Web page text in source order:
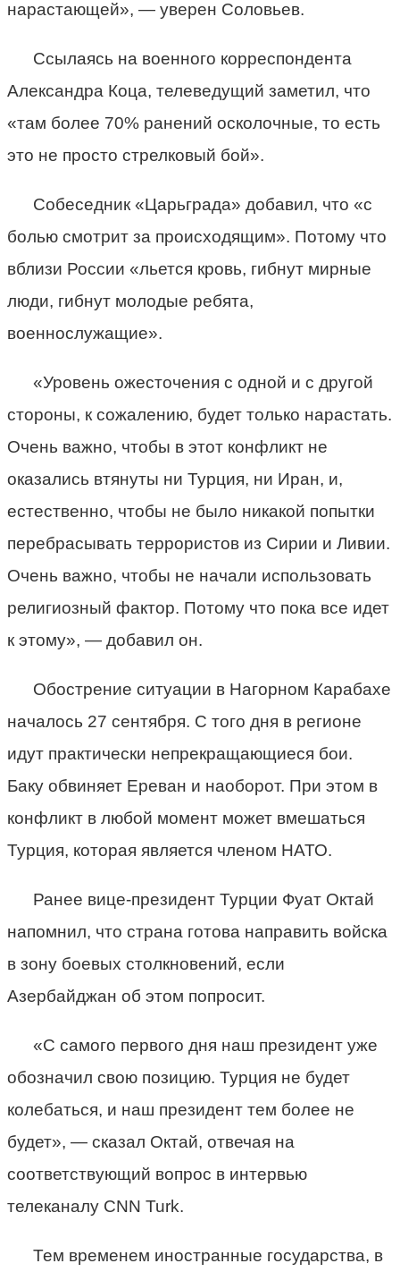
нарастающей», — уверен Соловьев.
Ссылаясь на военного корреспондента
Александра Коца, телеведущий заметил, что
«там более 70% ранений осколочные, то есть
это не просто стрелковый бой».
Собеседник «Царьграда» добавил, что «с
болью смотрит за происходящим». Потому что
вблизи России «льется кровь, гибнут мирные
люди, гибнут молодые ребята,
военнослужащие».
«Уровень ожесточения с одной и с другой
стороны, к сожалению, будет только нарастать.
Очень важно, чтобы в этот конфликт не
оказались втянуты ни Турция, ни Иран, и,
естественно, чтобы не было никакой попытки
перебрасывать террористов из Сирии и Ливии.
Очень важно, чтобы не начали использовать
религиозный фактор. Потому что пока все идет
к этому», — добавил он.
Обострение ситуации в Нагорном Карабахе
началось 27 сентября. С того дня в регионе
идут практически непрекращающиеся бои.
Баку обвиняет Ереван и наоборот. При этом в
конфликт в любой момент может вмешаться
Турция, которая является членом НАТО.
Ранее вице-президент Турции Фуат Октай
напомнил, что страна готова направить войска
в зону боевых столкновений, если
Азербайджан об этом попросит.
«С самого первого дня наш президент уже
обозначил свою позицию. Турция не будет
колебаться, и наш президент тем более не
будет», — сказал Октай, отвечая на
соответствующий вопрос в интервью
телеканалу CNN Turk.
Тем временем иностранные государства, в